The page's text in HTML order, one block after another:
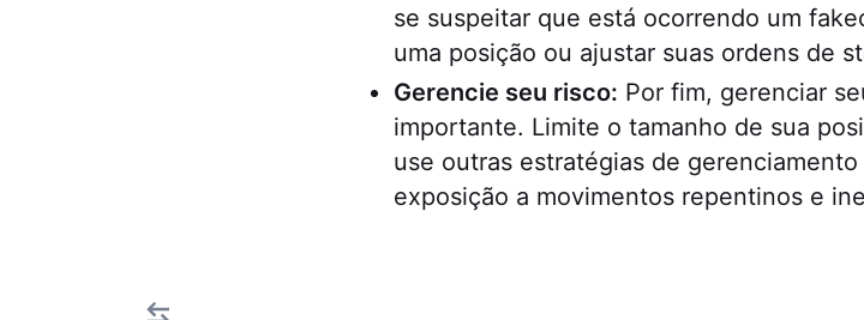
se suspeitar que está ocorrendo um
uma posição ou ajustar suas ordens de
Gerencie seu risco: Por fim, gerenciar
importante. Limite o tamanho de sua
use outras estratégias de
exposição a movimentos repentinos e